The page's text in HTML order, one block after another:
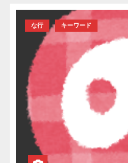
な行 キーワード